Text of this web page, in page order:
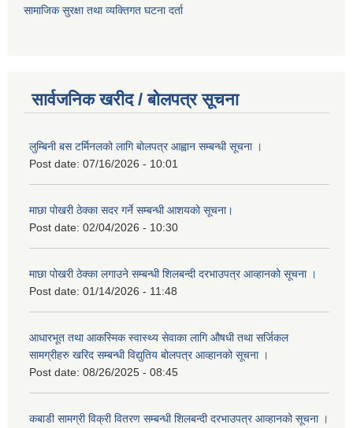
सामाजिक सुरक्षा तथा व्यक्तिगत घटना दर्ता
सार्वजनिक खरीद / बोलपत्र सूचना
लुम्बिनी बस टर्मिनलको लागि बोलपत्र आह्वान सम्बन्धी सूचना ।
Post date: 07/16/2026 - 10:01
माछा पोखरी ठेक्का सदर गर्ने सम्बन्धी आशयको सूचना।
Post date: 02/04/2026 - 10:30
माछा पोखरी ठेक्का लगाउने सम्बन्धी शिलबन्दी दरभाउपत्र आव्हानको सूचना ।
Post date: 01/14/2026 - 11:48
आधारभूत तथा आकस्मिक स्वास्थ्य सेवाका लागि औषधी तथा सर्जिकल
सामग्रीहरु खरिद सम्बन्धी विद्युतिय बोलपत्र आव्हानको सूचना ।
Post date: 08/26/2025 - 08:45
कबाडी सामग्री विक्री वितरण सम्बन्धी शिलबन्दी दरभाउपत्र आव्हानको सूचना ।